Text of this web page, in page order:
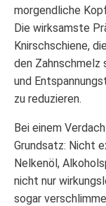
morgendliche
Die wirksamste
Knirschschiene,
den Zahnschmelz
und
zu reduzieren.
Bei einem
Grundsatz: Nicht
Nelkenöl,
nicht nur
sogar